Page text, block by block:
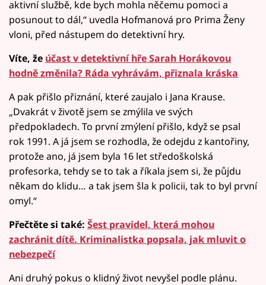
aktivní službě, kde bych mohla něčemu pomoci a
posunout to dál,“ uvedla Hofmanová pro Prima Ženy
vloni, před nástupem do detektivní hry.
Víte, že účast v detektivní hře Sarah Horákovou
hodně změnila? Ráda vyhrávám, přiznala kráska
A pak přišlo přiznání, které zaujalo i Jana Krause.
„Dvakrát v životě jsem se zmýlila ve svých
předpokladech. To první zmýlení přišlo, když se psal
rok 1991. A já jsem se rozhodla, že odejdu z kantořiny,
protože ano, já jsem byla 16 let středoškolská
profesorka, tehdy se to tak a říkala jsem si, že půjdu
někam do klidu… a tak jsem šla k policii, tak to byl první
omyl.“
Přečtěte si také: Šest pravidel, která mohou
zachránit dítě. Kriminalistka popsala, jak mluvit o
nebezpečí
Ani druhý pokus o klidný život nevyšel podle plánu.